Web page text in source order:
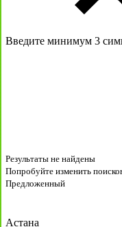
Введите минимум 3
Результаты не найдены
Попробуйте изменить
Предложенный
Астана